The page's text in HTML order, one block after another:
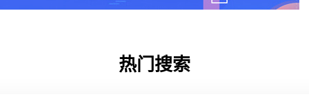
热门搜索